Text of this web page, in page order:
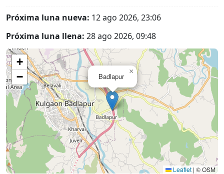
Próxima luna nueva: 12 ago 2026, 23:06
Próxima luna llena: 28 ago 2026, 09:48
Badlapur
×
+
−
Leaflet | © OSM